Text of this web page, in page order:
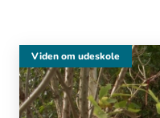
Viden om udeskole